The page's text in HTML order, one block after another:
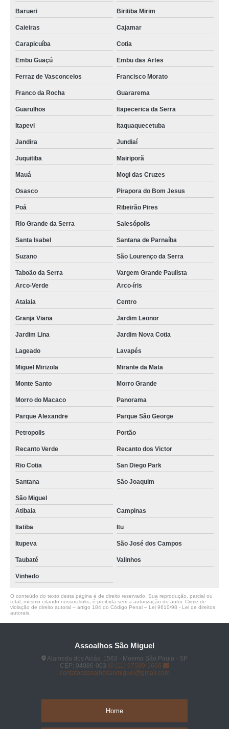
Barueri Biritiba Mirim
Caieiras Cajamar
Carapicuíba Cotia
Embu Guaçú Embu das Artes
Ferraz de Vasconcelos Francisco Morato
Franco da Rocha Guararema
Guarulhos Itapecerica da Serra
Itapevi Itaquaquecetuba
Jandira Jundiaí
Juquitiba Mairiporã
Mauá Mogi das Cruzes
Osasco Pirapora do Bom Jesus
Poá Ribeirão Pires
Rio Grande da Serra Salesópolis
Santa Isabel Santana de Parnaíba
Suzano São Lourenço da Serra
Taboão da Serra
Vargem Grande Paulista
Arco-Verde
Arco-íris
Atalaia Centro
Granja Viana Jardim Leonor
Jardim Lina Jardim Nova Cotia
Lageado Lavapés
Miguel Mirizola Mirante da Mata
Monte Santo Morro Grande
Morro do Macaco Panorama
Parque Alexandre Parque São George
Petropolis Portão
Recanto Verde Recanto dos Victor
Rio Cotia San Diego Park
Santana São Joaquim
São Miguel
Atibaia
Campinas
Itatiba Itu
Itupeva São José dos Campos
Taubaté Valinhos
Vinhedo
O conteúdo do texto desta página é de direito reservado. Sua reprodução, parcial ou
total, mesmo citando nossos links, é proibida sem a autorização do autor. Crime de
violação de direito autoral – artigo 184 do Código Penal – Lei 9610/98 - Lei de direitos
autorais
Assoalhos São Miguel
Alameda dos Aicás, 1563 - Moema São Paulo - SP
CEP: 04086-003
(11) 97589-1666
contatoassoalhosaomiguel@gmail.com
Home